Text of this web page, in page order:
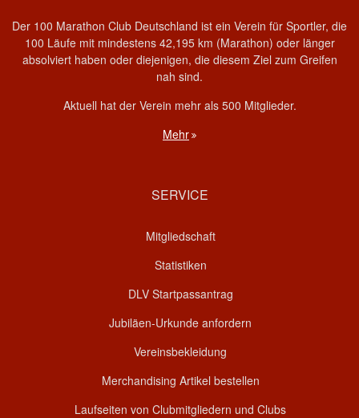
Der 100 Marathon Club Deutschland ist ein Verein für Sportler, die
100 Läufe mit mindestens 42,195 km (Marathon) oder länger
absolviert haben oder diejenigen, die diesem Ziel zum Greifen
nah sind.
Aktuell hat der Verein mehr als 500 Mitglieder.
Mehr
SERVICE
Mitgliedschaft
Statistiken
DLV Startpassantrag
Jubiläen-Urkunde anfordern
Vereinsbekleidung
Merchandising Artikel bestellen
Laufseiten von Clubmitgliedern und Clubs